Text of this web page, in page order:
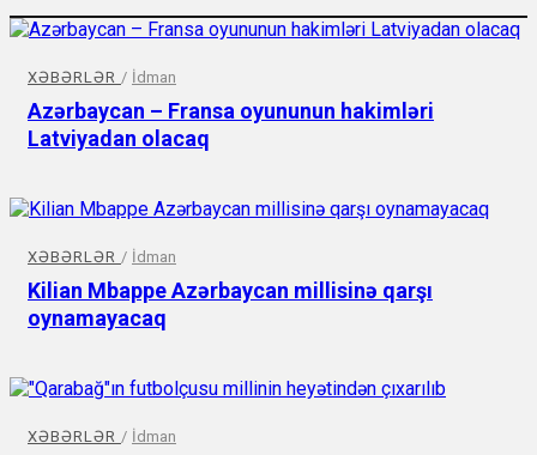
XƏBƏRLƏR / İdman
Azərbaycan – Fransa oyununun hakimləri
Latviyadan olacaq
XƏBƏRLƏR / İdman
Kilian Mbappe Azərbaycan millisinə qarşı
oynamayacaq
XƏBƏRLƏR / İdman